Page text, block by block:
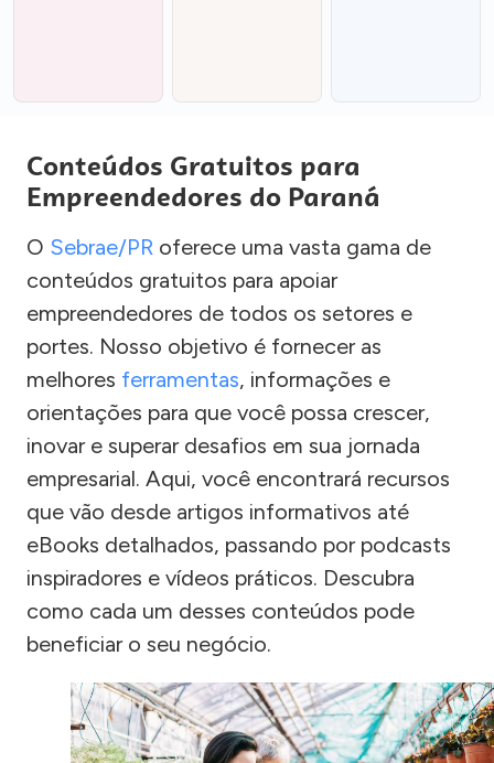
Conteúdos Gratuitos para
Empreendedores do Paraná
O Sebrae/PR oferece uma vasta gama de
conteúdos gratuitos para apoiar
empreendedores de todos os setores e
portes. Nosso objetivo é fornecer as
melhores ferramentas, informações e
orientações para que você possa crescer,
inovar e superar desafios em sua jornada
empresarial. Aqui, você encontrará recursos
que vão desde artigos informativos até
eBooks detalhados, passando por podcasts
inspiradores e vídeos práticos. Descubra
como cada um desses conteúdos pode
beneficiar o seu negócio.